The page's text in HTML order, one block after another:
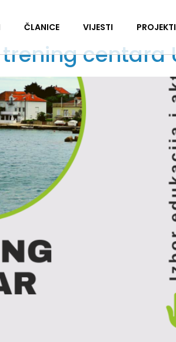
ČLANICE VIJESTI PROJEKTI
centara